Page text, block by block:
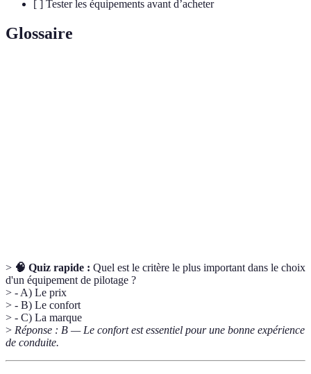
[ ] Tester les équipements avant d’acheter
Glossaire
> 🧠 Quiz rapide : Quel est le critère le plus important dans le choix
d'un équipement de pilotage ?
> - A) Le prix
> - B) Le confort
> - C) La marque
> Réponse : B — Le confort est essentiel pour une bonne expérience
de conduite.